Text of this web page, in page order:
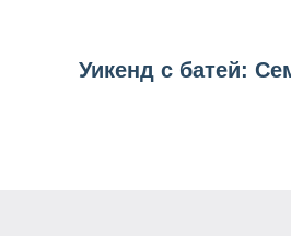
Уикенд с батей: